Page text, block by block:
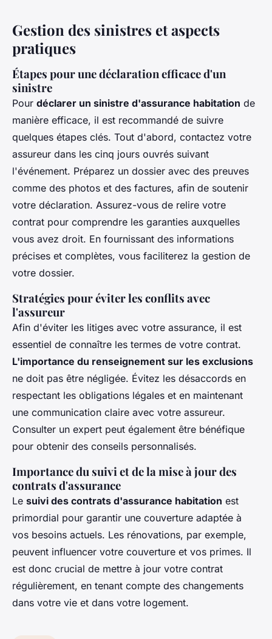
Gestion des sinistres et aspects
pratiques
Étapes pour une déclaration efficace d'un
sinistre
Pour déclarer un sinistre d'assurance habitation de
manière efficace, il est recommandé de suivre
quelques étapes clés. Tout d'abord, contactez votre
assureur dans les cinq jours ouvrés suivant
l'événement. Préparez un dossier avec des preuves
comme des photos et des factures, afin de soutenir
votre déclaration. Assurez-vous de relire votre
contrat pour comprendre les garanties auxquelles
vous avez droit. En fournissant des informations
précises et complètes, vous faciliterez la gestion de
votre dossier.
Stratégies pour éviter les conflits avec
l'assureur
Afin d'éviter les litiges avec votre assurance, il est
essentiel de connaître les termes de votre contrat.
L'importance du renseignement sur les exclusions
ne doit pas être négligée. Évitez les désaccords en
respectant les obligations légales et en maintenant
une communication claire avec votre assureur.
Consulter un expert peut également être bénéfique
pour obtenir des conseils personnalisés.
Importance du suivi et de la mise à jour des
contrats d'assurance
Le suivi des contrats d'assurance habitation est
primordial pour garantir une couverture adaptée à
vos besoins actuels. Les rénovations, par exemple,
peuvent influencer votre couverture et vos primes. Il
est donc crucial de mettre à jour votre contrat
régulièrement, en tenant compte des changements
dans votre vie et dans votre logement.